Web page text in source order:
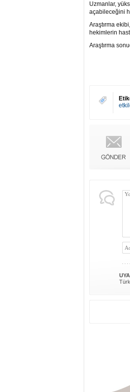
Uzmanlar,
açabileceğini
Araştırma
hekimlerin
Araştırma